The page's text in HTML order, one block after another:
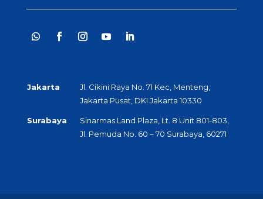
Jakarta
Jl. Cikini Raya No. 71 Kec, Menteng,
Jakarta Pusat, DKI Jakarta 10330
Surabaya
Sinarmas Land Plaza, Lt. 8 Unit 801-803,
Jl. Pemuda No. 60 – 70 Surabaya, 60271